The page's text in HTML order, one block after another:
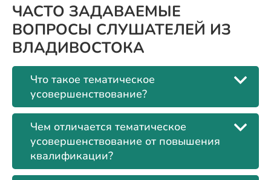
ЧАСТО ЗАДАВАЕМЫЕ
ВОПРОСЫ СЛУШАТЕЛЕЙ ИЗ
ВЛАДИВОСТОКА
Что такое тематическое
усовершенствование?
Чем отличается тематическое
усовершенствование от повышения
квалификации?